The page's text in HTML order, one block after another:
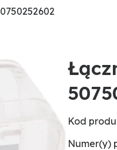
Kod
Numer(y)